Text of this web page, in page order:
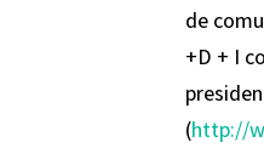
de
+D + I
(http://